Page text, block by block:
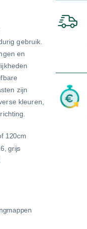
gebruik.
en
zijn
kleuren,
120cm
grijs